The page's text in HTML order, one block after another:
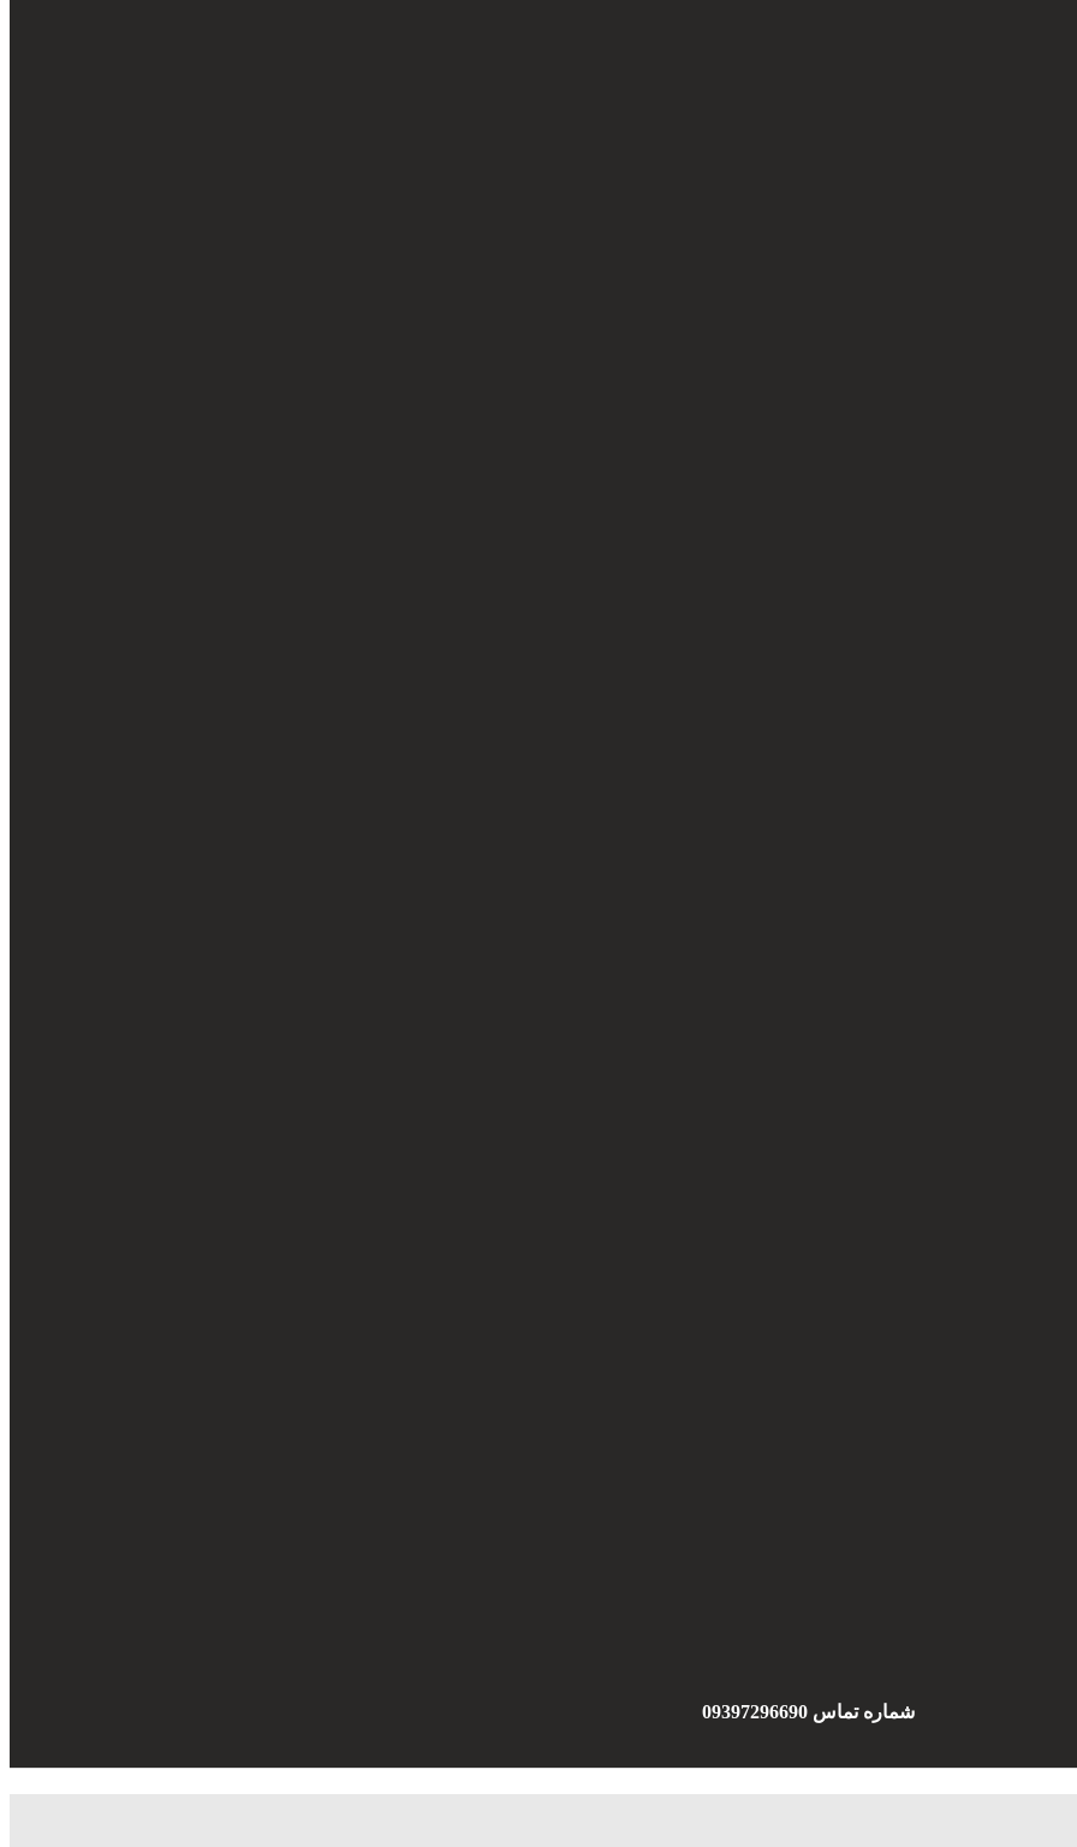
شماره تماس 09397296690